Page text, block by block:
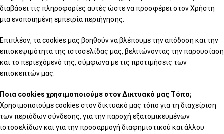
διαβάσει τις πληροφορίες αυτές ώστε να προσφέρει στον Χρήστη
μια ενοποιημένη εμπειρία περιήγησης.
Επιπλέον, τα cookies μας βοηθούν να βλέπουμε την απόδοση και την
επισκεψιμότητα της ιστοσελίδας μας, βελτιώνοντας την παρουσίαση
και το περιεχόμενό της, σύμφωνα με τις προτιμήσεις των
επισκεπτών μας.
Ποια cookies χρησιμοποιούμε στον Δικτυακό μας Τόπο;
Χρησιμοποιούμε cookies στον δικτυακό μας τόπο για τη διαχείριση
των περιόδων σύνδεσης, για την παροχή εξατομικευμένων
ιστοσελίδων και για την προσαρμογή διαφημιστικού και άλλου